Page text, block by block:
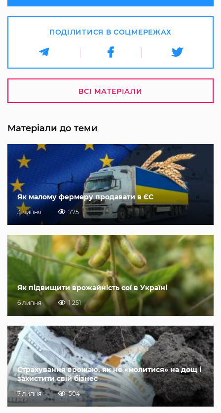
ПОДІЛИТИСЯ В СОЦМЕРЕЖАХ
ВСІ МАТЕРІАЛИ
Матеріали до теми
Як малому фермеру продавати в ЄС
3 липня 775
Як підвищити врожайність сої в Україні
6 липня 1 251
Страхування врожаю, як не «молитися» на дощ і
захистити свій бізнес
7 липня 504